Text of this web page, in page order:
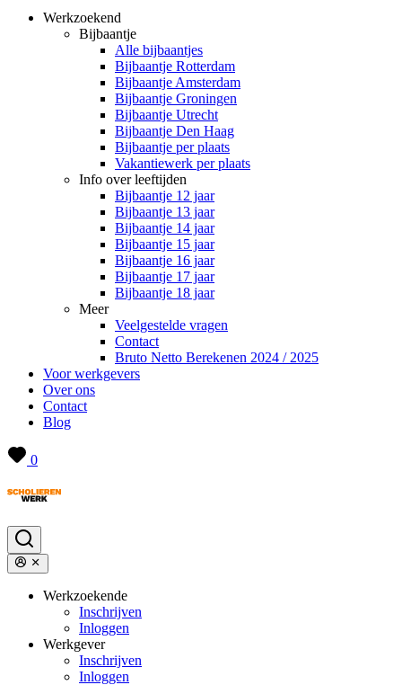
Werkzoekend
Bijbaantje
Alle bijbaantjes
Bijbaantje Rotterdam
Bijbaantje Amsterdam
Bijbaantje Groningen
Bijbaantje Utrecht
Bijbaantje Den Haag
Bijbaantje per plaats
Vakantiewerk per plaats
Info over leeftijden
Bijbaantje 12 jaar
Bijbaantje 13 jaar
Bijbaantje 14 jaar
Bijbaantje 15 jaar
Bijbaantje 16 jaar
Bijbaantje 17 jaar
Bijbaantje 18 jaar
Meer
Veelgestelde vragen
Contact
Bruto Netto Berekenen 2024 / 2025
Voor werkgevers
Over ons
Contact
Blog
0
Werkzoekende
Inschrijven
Inloggen
Werkgever
Inschrijven
Inloggen